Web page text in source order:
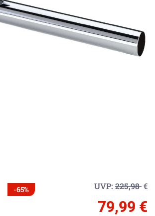
-65% UVP: 225,98€
79,99 €